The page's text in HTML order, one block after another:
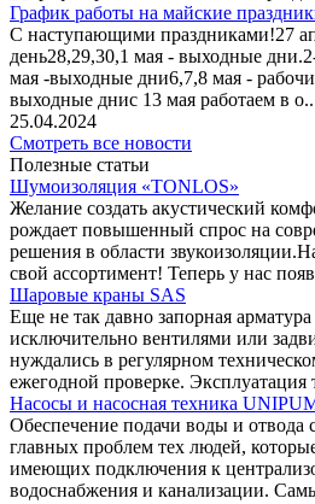
График работы на майские
С наступающими праздниками!27
день28,29,30,1 мая - выходные
мая -выходные дни6,7,8 мая -
выходные днис 13 мая работаем в о..
25.04.2024
Смотреть все новости
Полезные статьи
Шумоизоляция «TONLOS»
Желание создать акустический
рождает повышенный спрос на
решения в области
свой ассортимент! Теперь у нас
Шаровые краны SAS
Еще не так давно запорная
исключительно вентилями или
нуждались в регулярном
ежегодной проверке. Эксплуатация
Насосы и насосная техника
Обеспечение подачи воды и отвода
главных проблем тех людей,
имеющих подключения к
водоснабжения и канализации.